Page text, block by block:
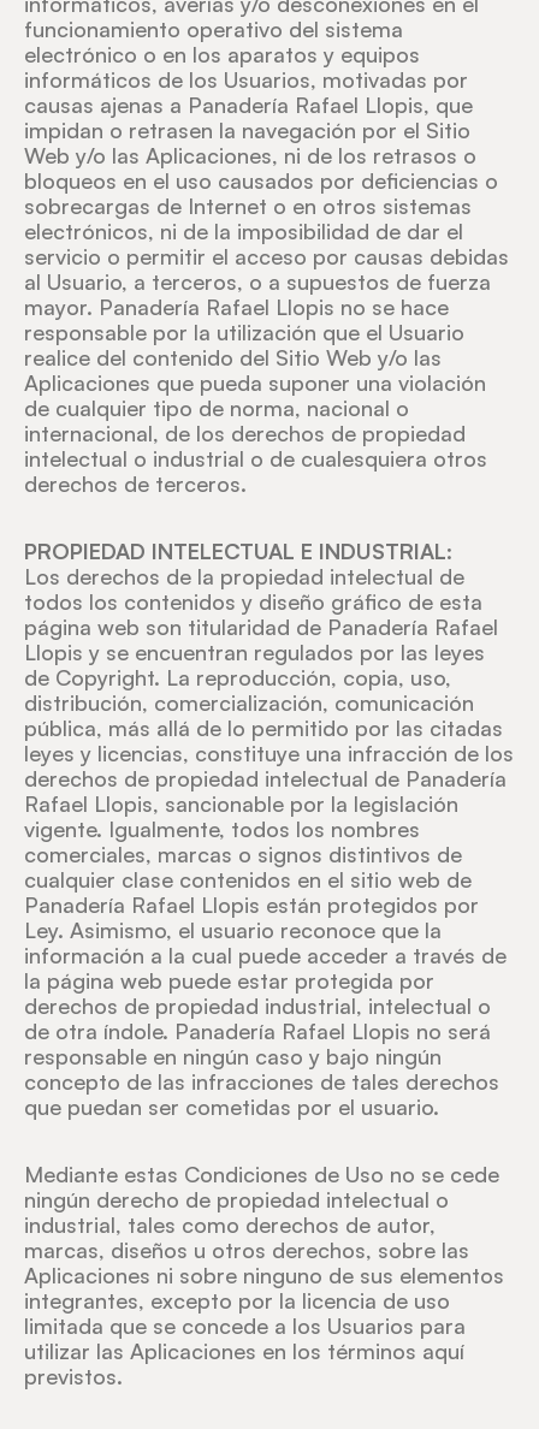
funcionamiento operativo del sistema
electrónico o en los aparatos y equipos
informáticos de los Usuarios, motivadas por
causas ajenas a Panadería Rafael Llopis, que
impidan o retrasen la navegación por el Sitio
Web y/o las Aplicaciones, ni de los retrasos o
bloqueos en el uso causados por deficiencias o
sobrecargas de Internet o en otros sistemas
electrónicos, ni de la imposibilidad de dar el
servicio o permitir el acceso por causas debidas
al Usuario, a terceros, o a supuestos de fuerza
mayor. Panadería Rafael Llopis no se hace
responsable por la utilización que el Usuario
realice del contenido del Sitio Web y/o las
Aplicaciones que pueda suponer una violación
de cualquier tipo de norma, nacional o
internacional, de los derechos de propiedad
intelectual o industrial o de cualesquiera otros
derechos de terceros.
PROPIEDAD INTELECTUAL E INDUSTRIAL:
Los derechos de la propiedad intelectual de
todos los contenidos y diseño gráfico de esta
página web son titularidad de Panadería Rafael
Llopis y se encuentran regulados por las leyes
de Copyright. La reproducción, copia, uso,
distribución, comercialización, comunicación
pública, más allá de lo permitido por las citadas
leyes y licencias, constituye una infracción de los
derechos de propiedad intelectual de Panadería
Rafael Llopis, sancionable por la legislación
vigente. Igualmente, todos los nombres
comerciales, marcas o signos distintivos de
cualquier clase contenidos en el sitio web de
Panadería Rafael Llopis están protegidos por
Ley. Asimismo, el usuario reconoce que la
información a la cual puede acceder a través de
la página web puede estar protegida por
derechos de propiedad industrial, intelectual o
de otra índole. Panadería Rafael Llopis no será
responsable en ningún caso y bajo ningún
concepto de las infracciones de tales derechos
que puedan ser cometidas por el usuario.
Mediante estas Condiciones de Uso no se cede
ningún derecho de propiedad intelectual o
industrial, tales como derechos de autor,
marcas, diseños u otros derechos, sobre las
Aplicaciones ni sobre ninguno de sus elementos
integrantes, excepto por la licencia de uso
limitada que se concede a los Usuarios para
utilizar las Aplicaciones en los términos aquí
previstos.